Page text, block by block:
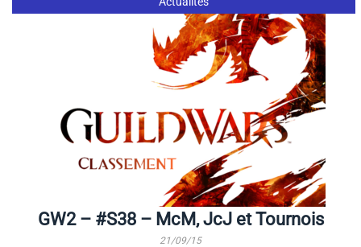
GW2 – #S38 – McM, JcJ et Tournois
21/09/15